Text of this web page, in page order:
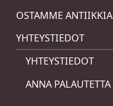
OSTAMME ANTIIKKIA
YHTEYSTIEDOT
YHTEYSTIEDOT
ANNA PALAUTETTA